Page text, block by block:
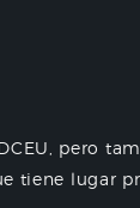
pero
tiene lugar